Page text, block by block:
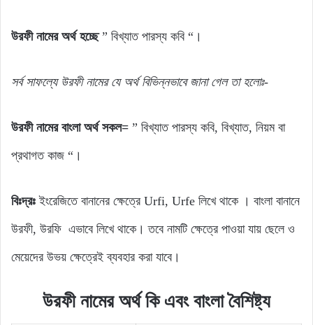
উরফী নামের অর্থ হচ্ছে” বিখ্যাত পারস্য কবি “।
সর্বসাফল্যে উরফীনামের যে অর্থবিভিন্নভাবে জানা গেলতা হলোঃ-
উরফী নামের বাংলাঅর্থ সকল= ” বিখ্যাত পারস্য কবি, বিখ্যাত, নিয়ম বা
প্রথাগত কাজ “।
বিঃদ্রঃ ইংরেজিতে বানানের ক্ষেত্রে Urfi, Urfe লিখে থাকে । বাংলা বানানে
উরফী, উরফি এভাবে লিখে থাকে। তবে নামটি ক্ষেত্রে পাওয়া যায় ছেলে ও
মেয়েদের উভয় ক্ষেত্রেই ব্যবহার করা যাবে।
উরফী নামের অর্থ কি এবং বাংলা বৈশিষ্ট্য